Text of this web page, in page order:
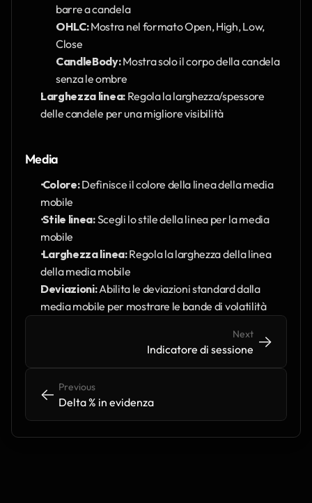
barre a candela
OHLC: Mostra nel formato Open, High, Low,
Close
CandleBody: Mostra solo il corpo della candela
senza le ombre
Larghezza linea: Regola la larghezza/spessore
delle candele per una migliore visibilità
Media
Colore: Definisce il colore della linea della media
mobile
Stile linea: Scegli lo stile della linea per la media
mobile
Larghezza linea: Regola la larghezza della linea
della media mobile
Deviazioni: Abilita le deviazioni standard dalla
media mobile per mostrare le bande di volatilità
<- <-
Previous
Delta % in evidenza
Next
Indicatore di sessione
-> ->